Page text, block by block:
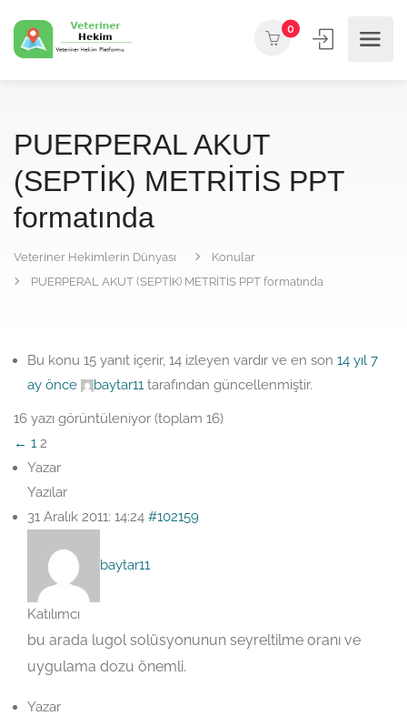
0
PUERPERAL AKUT
(SEPTİK) METRİTİS PPT
formatında
Veteriner Hekimlerin Dünyası
Konular
PUERPERAL AKUT (SEPTİK) METRİTİS PPT formatında
Bu konu 15 yanıt içerir, 14 izleyen vardır ve en son 14 yıl 7
ay önce
baytar11 tarafından güncellenmiştir.
16 yazı görüntüleniyor (toplam 16)
← 1 2
Yazar
Yazılar
31 Aralık 2011: 14:24 #102159
baytar11
Katılımcı
bu arada lugol solüsyonunun seyreltilme oranı ve
uygulama dozu önemli.
Yazar